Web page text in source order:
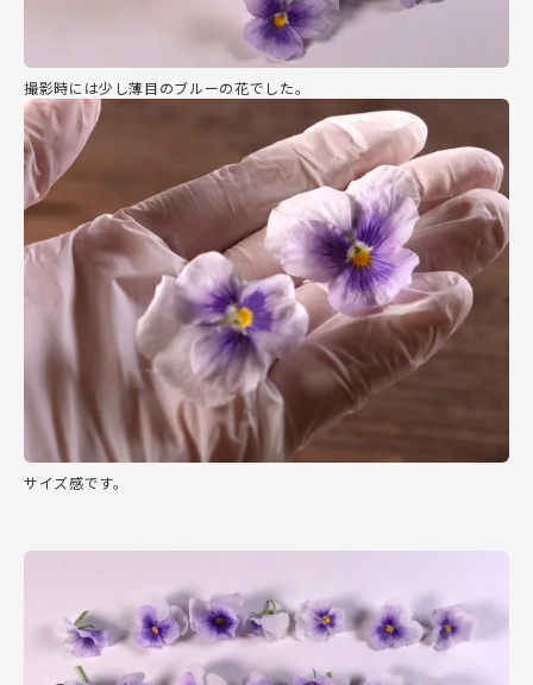
撮影時には少し薄目のブルーの花でした。
サイズ感です。